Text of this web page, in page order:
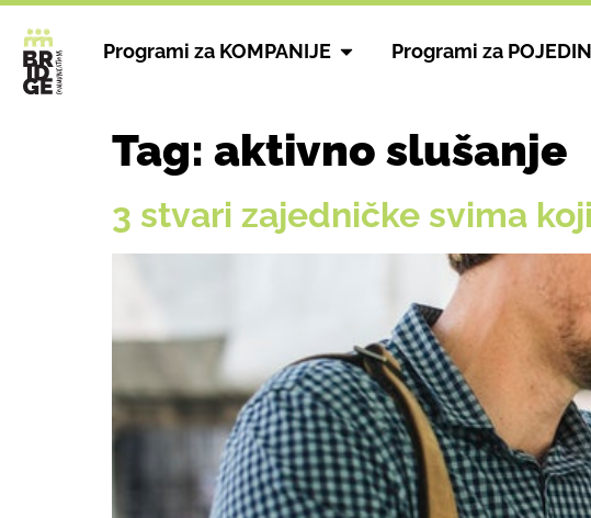
Programi za KOMPANIJE Programi za
Tag: aktivno slušanje
3 stvari zajedničke svima